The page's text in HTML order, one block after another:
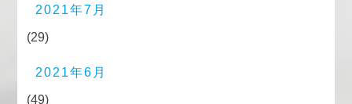
2021年7月
(29)
2021年6月
(49)